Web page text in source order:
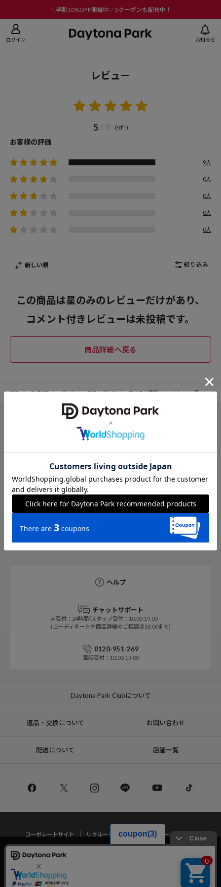
＼早割10%OFF開催中／5クーポンも配布中！
ログイン お知らせ
レビュー
5 / 5 (9件)
お客様の評価
9人
0人
0人
0人
0人
新しい順 絞り込み
この商品は星のみのレビューだけがあり、
コメント付きレビューは未投稿です。
TOP OUTLET パンツ デニムパンツ アイテム詳細 レビュー一覧
Daytona Park ONLINE 公式アプリ
ヘルプ
チャットサポート
AI受付：24時間/スタッフ受付：10:00-19:00
(コーディネートや商品詳細のご相談は18:00まで)
0120-951-269
電話受付：10:00-19:00
Daytona Park Clubについて
返品・交換について お問い合わせ
配送について 店舗一覧
コーポレートサイト リクルート
サステナブルマークについて
プライバシーポリシー
特定商取引法・古物営業法に基づく表記
Copyright © DAYTONA INTERNATIONAL Co.,Ltd All Rights Reserved.
当サイトでは利用体験の向上およびコンテンツの最適な提供、トラフィック
の分析を目的としてCookieを使用しています。
サイトの閲覧を継続された場合、Cookieの利用に同意したことものといたし
ます。